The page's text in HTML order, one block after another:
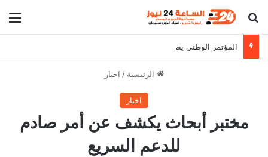
بحث عن
المؤتمر الوطني يطالب البرهان بالثبات على مواقفه
الرئيسية / اخبار
اخبار
مختبر أبحاث يكشف عن أمر صادم
للدعم السريع